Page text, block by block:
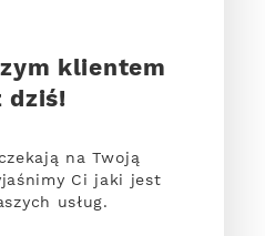
klientem
dziś!
na Twoją
Ci jaki jest
usług.